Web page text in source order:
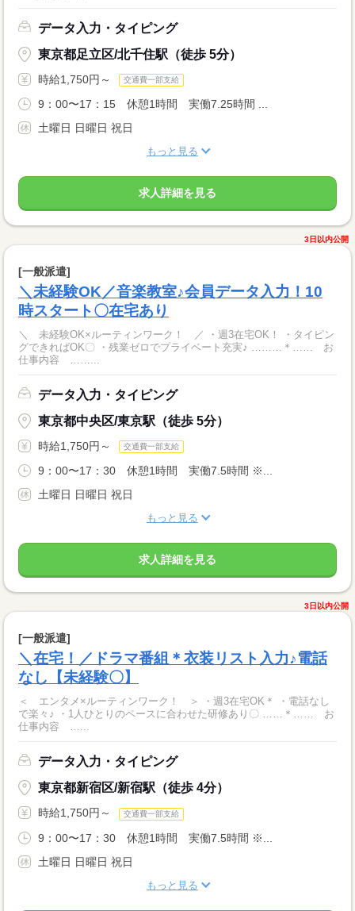
データ入力・タイピング
東京都足立区/北千住駅（徒歩 5分）
時給1,750円～ 交通費一部支給
9：00〜17：15 休憩1時間 実働7.25時間 ...
土曜日 日曜日 祝日
もっと見る
求人詳細を見る
3日以内公開
[一般派遣]
＼未経験OK／音楽教室♪会員データ入力！10
時スタート〇在宅あり
＼ 未経験OK×ルーティンワーク！ ／ ・週3在宅OK！ ・タイピン
グできればOK〇 ・残業ゼロでプライベート充実♪ ………＊…… お
仕事内容 ……...
データ入力・タイピング
東京都中央区/東京駅（徒歩 5分）
時給1,750円～ 交通費一部支給
9：00〜17：30 休憩1時間 実働7.5時間 ※...
土曜日 日曜日 祝日
もっと見る
求人詳細を見る
3日以内公開
[一般派遣]
＼在宅！／ドラマ番組＊衣装リスト入力♪電話
なし【未経験〇】
＜ エンタメ×ルーティンワーク！ ＞ ・週3在宅OK＊ ・電話なし
で楽々♪ ・1人ひとりのペースに合わせた研修あり〇 ……＊…… お
仕事内容 …...
データ入力・タイピング
東京都新宿区/新宿駅（徒歩 4分）
時給1,750円～ 交通費一部支給
9：00〜17：30 休憩1時間 実働7.5時間 ※...
土曜日 日曜日 祝日
もっと見る